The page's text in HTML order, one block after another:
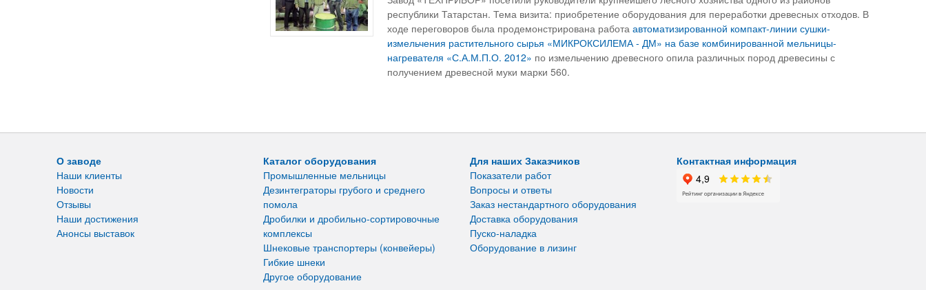
республики Татарстан. Тема визита: приобретение оборудования для переработки древесных отходов. В
ходе переговоров была продемонстрирована работа автоматизированной компакт-линии сушки-
измельчения растительного сырья «МИКРОКСИЛЕМА - ДМ» на базе комбинированной мельницы-
нагревателя «С.А.М.П.О. 2012» по измельчению древесного опила различных пород древесины с
получением древесной муки марки 560.
О заводе
Наши клиенты
Новости
Отзывы
Наши достижения
Анонсы выставок
Каталог оборудования
Промышленные мельницы
Дезинтеграторы грубого и среднего
помола
Дробилки и дробильно-сортировочные
комплексы
Шнековые транспортеры (конвейеры)
Гибкие шнеки
Другое оборудование
Для наших Заказчиков
Показатели работ
Вопросы и ответы
Заказ нестандартного оборудования
Доставка оборудования
Пуско-наладка
Оборудование в лизинг
Контактная информация